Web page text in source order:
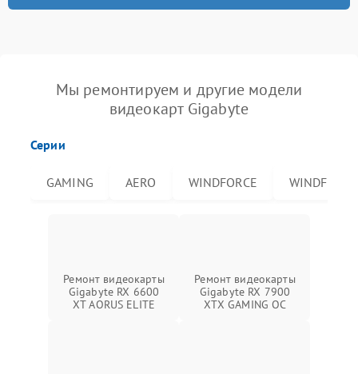
Мы ремонтируем и другие модели
видеокарт Gigabyte
Серии
GAMING AERO WINDFORCE
Ремонт видеокарты
Gigabyte RX 6600
XT AORUS ELITE
Ремонт видеокарты
Gigabyte RX 7900
XTX GAMING OC